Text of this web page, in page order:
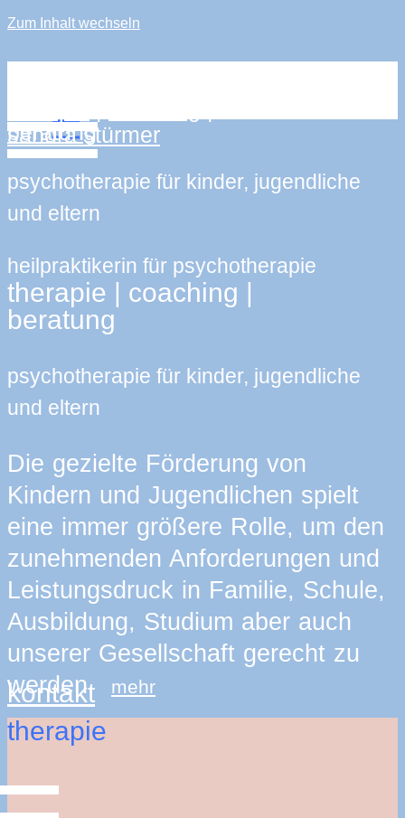
Zum Inhalt wechseln
sandra stürmer
beratung
psychotherapie für kinder, jugendliche
und eltern
heilpraktikerin für psychotherapie
therapie | coaching |
beratung
psychotherapie für kinder, jugendliche
und eltern
Die gezielte Förderung von
Kindern und Jugendlichen spielt
eine immer größere Rolle, um den
zunehmenden Anforderungen und
Leistungsdruck in Familie, Schule,
Ausbildung, Studium aber auch
unserer Gesellschaft gerecht zu
werden.
mehr
kontakt
therapie